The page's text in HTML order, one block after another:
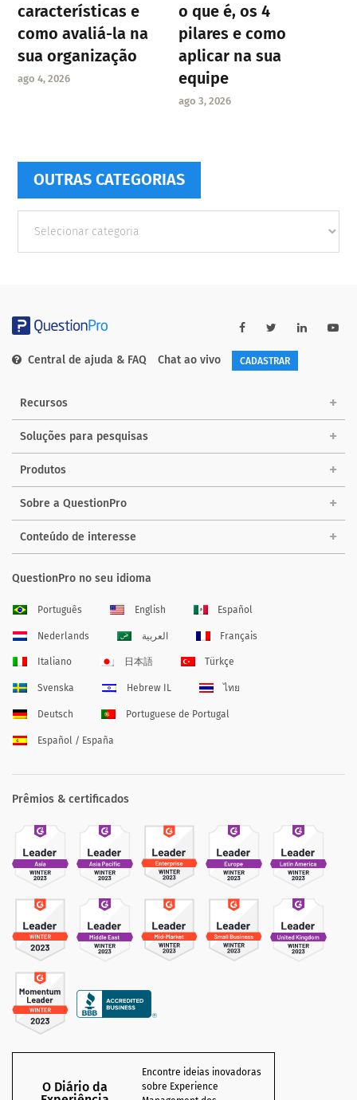
características e
como avaliá-la na
sua organização
ago 4, 2026
o que é, os 4
pilares e como
aplicar na sua
equipe
ago 3, 2026
OUTRAS CATEGORIAS
Categorias
Central de ajuda & FAQ Chat ao vivo CADASTRAR
Recursos
Soluções para pesquisas
Produtos
Sobre a QuestionPro
Conteúdo de interesse
QuestionPro no seu idioma
Português English Español
Nederlands العربية Français
Italiano 日本語 Türkçe
Svenska Hebrew IL ไทย
Deutsch Portuguese de Portugal
Español / España
Prêmios & certificados
O Diário da
Encontre ideias inovadoras
sobre Experience